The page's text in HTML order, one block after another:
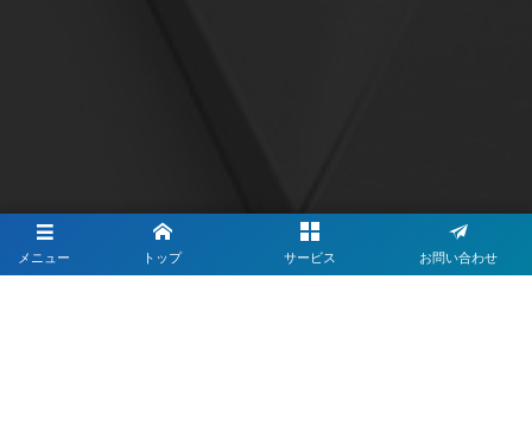
メニュー トップ サービス お問い合わせ